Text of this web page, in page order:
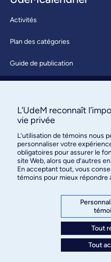
Activités
Plan des catégories
Guide de publication
À propos / Nous joindre
des relations publiques
3744, rue Jean-Brillant, bureau
Montréal (Québec) H3T 1P1
L’UdeM reconnaît
vie privée
L’utilisation de témoins nous
personnaliser votre
obligatoires pour assurer le
site Web, alors que d’autres
En acceptant tout, vous
témoins pour mieux répondre
Tout
Tout